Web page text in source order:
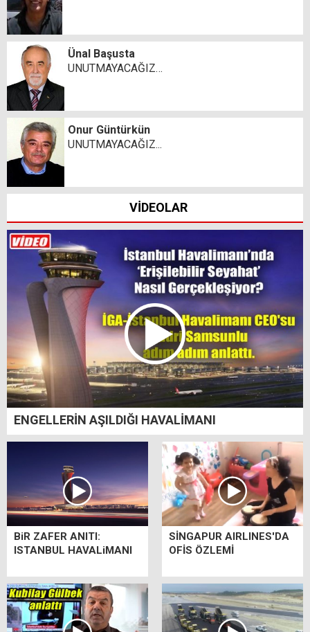
Ünal Başusta
UNUTMAYACAĞIZ…
Onur Güntürkün
UNUTMAYACAĞIZ...
VİDEOLAR
ENGELLERİN AŞILDIĞI HAVALİMANI
BiR ZAFER ANITI:
ISTANBUL HAVALiMANI
SİNGAPUR AIRLINES'DA
OFİS ÖZLEMİ